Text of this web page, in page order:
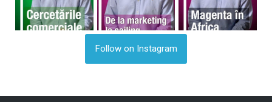
Follow on Instagram